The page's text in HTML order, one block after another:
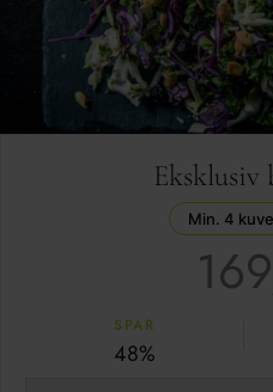
Eksklusiv
Min. 4
SPAR
48%